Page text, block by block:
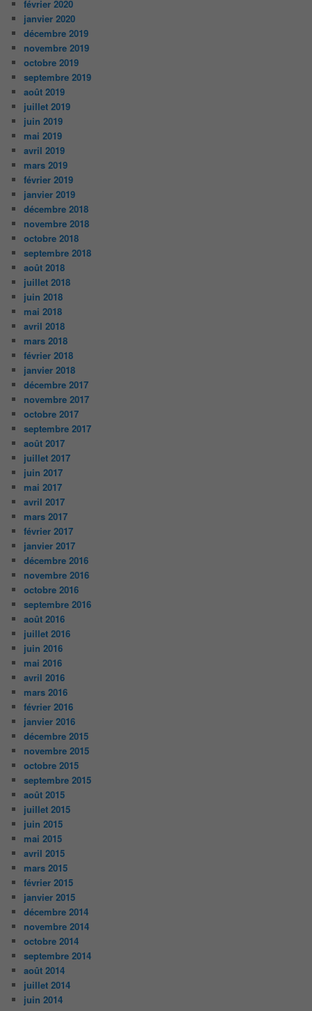
février 2020
janvier 2020
décembre 2019
novembre 2019
octobre 2019
septembre 2019
août 2019
juillet 2019
juin 2019
mai 2019
avril 2019
mars 2019
février 2019
janvier 2019
décembre 2018
novembre 2018
octobre 2018
septembre 2018
août 2018
juillet 2018
juin 2018
mai 2018
avril 2018
mars 2018
février 2018
janvier 2018
décembre 2017
novembre 2017
octobre 2017
septembre 2017
août 2017
juillet 2017
juin 2017
mai 2017
avril 2017
mars 2017
février 2017
janvier 2017
décembre 2016
novembre 2016
octobre 2016
septembre 2016
août 2016
juillet 2016
juin 2016
mai 2016
avril 2016
mars 2016
février 2016
janvier 2016
décembre 2015
novembre 2015
octobre 2015
septembre 2015
août 2015
juillet 2015
juin 2015
mai 2015
avril 2015
mars 2015
février 2015
janvier 2015
décembre 2014
novembre 2014
octobre 2014
septembre 2014
août 2014
juillet 2014
juin 2014